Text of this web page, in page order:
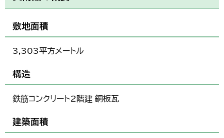
敷地面積
3,303平方メートル
構造
鉄筋コンクリート2階建 銅板瓦
建築面積